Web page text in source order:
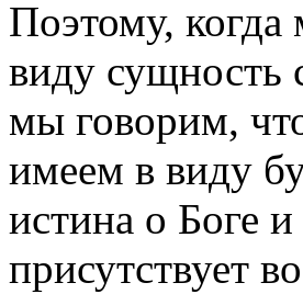
Поэтому,
виду сущность
мы говорим,
имеем в виду
истина о Боге
присутствует